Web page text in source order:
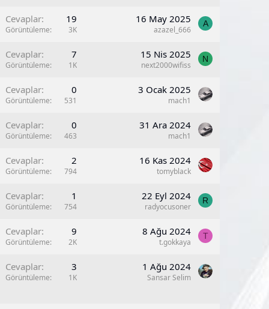
Cevaplar 19
Görüntüleme 3K
16 May 2025
azazel_666
A
Cevaplar 7
Görüntüleme 1K
15 Nis 2025
next2000wifiss
N
Cevaplar 0
Görüntüleme 531
3 Ocak 2025
mach1
Cevaplar 0
Görüntüleme 463
31 Ara 2024
mach1
Cevaplar 2
Görüntüleme 794
16 Kas 2024
tomyblack
Cevaplar 1
Görüntüleme 754
22 Eyl 2024
radyocusoner
R
Cevaplar 9
Görüntüleme 2K
8 Ağu 2024
t.gokkaya
T
Cevaplar 3
Görüntüleme 1K
1 Ağu 2024
Sansar Selim